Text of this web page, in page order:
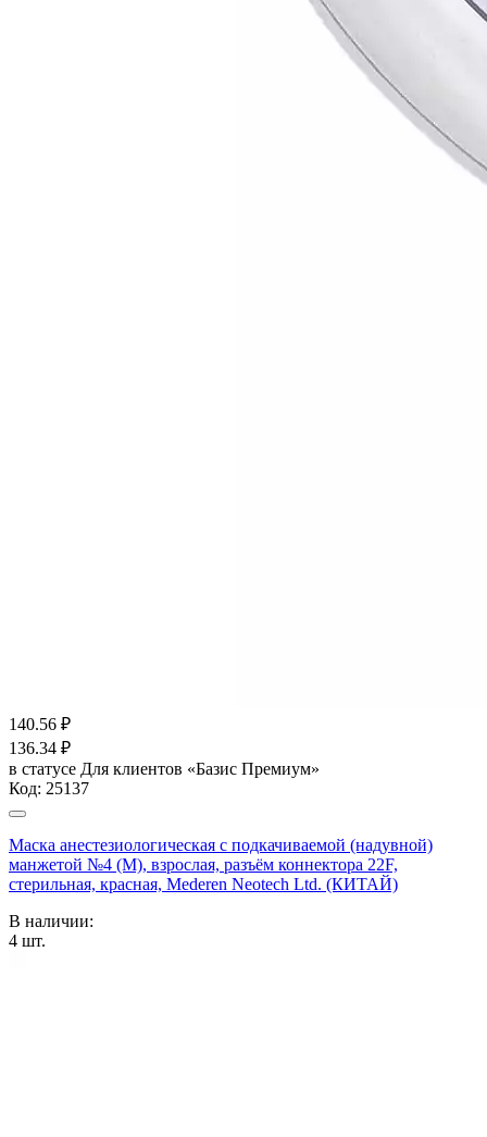
140.56 ₽
136.34 ₽
в статусе Для клиентов «Базис Премиум»
Код: 25137
Маска анестезиологическая с подкачиваемой (надувной)
манжетой №4 (M), взрослая, разъём коннектора 22F,
стерильная, красная, Mederen Neotech Ltd. (КИТАЙ)
В наличии:
4 шт.